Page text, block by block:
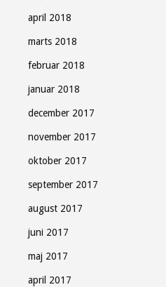
april 2018
marts 2018
februar 2018
januar 2018
december 2017
november 2017
oktober 2017
september 2017
august 2017
juni 2017
maj 2017
april 2017